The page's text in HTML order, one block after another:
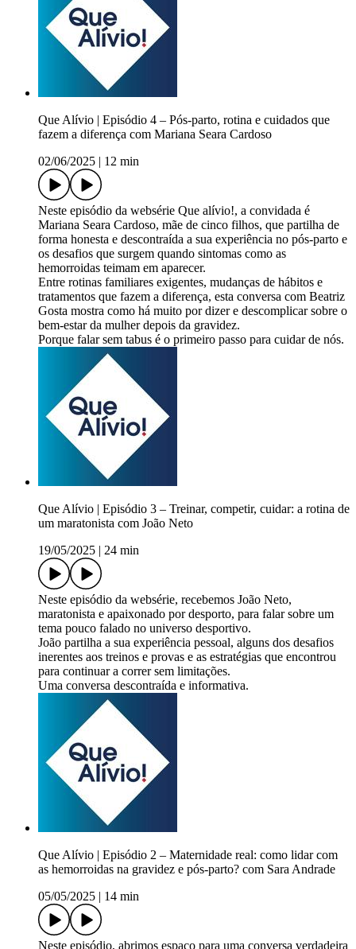
Que Alívio | Episódio 4 – Pós-parto, rotina e cuidados que
fazem a diferença com Mariana Seara Cardoso
02/06/2025
12 min
Neste episódio da websérie Que alívio!, a convidada é
Mariana Seara Cardoso, mãe de cinco filhos, que partilha de
forma honesta e descontraída a sua experiência no pós-parto e
os desafios que surgem quando sintomas como as
hemorroidas teimam em aparecer.
Entre rotinas familiares exigentes, mudanças de hábitos e
tratamentos que fazem a diferença, esta conversa com Beatriz
Gosta mostra como há muito por dizer e descomplicar sobre o
bem-estar da mulher depois da gravidez.
Porque falar sem tabus é o primeiro passo para cuidar de nós.
Que Alívio | Episódio 3 – Treinar, competir, cuidar: a rotina de
um maratonista com João Neto
19/05/2025
24 min
Neste episódio da websérie, recebemos João Neto,
maratonista e apaixonado por desporto, para falar sobre um
tema pouco falado no universo desportivo.
João partilha a sua experiência pessoal, alguns dos desafios
inerentes aos treinos e provas e as estratégias que encontrou
para continuar a correr sem limitações.
Uma conversa descontraída e informativa.
Que Alívio | Episódio 2 – Maternidade real: como lidar com
as hemorroidas na gravidez e pós-parto? com Sara Andrade
05/05/2025
14 min
Neste episódio, abrimos espaço para uma conversa verdadeira